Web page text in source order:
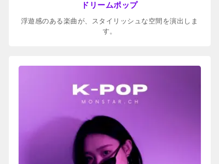
ドリームポップ
浮遊感のある楽曲が、スタイリッシュな空間を演出しま
す。